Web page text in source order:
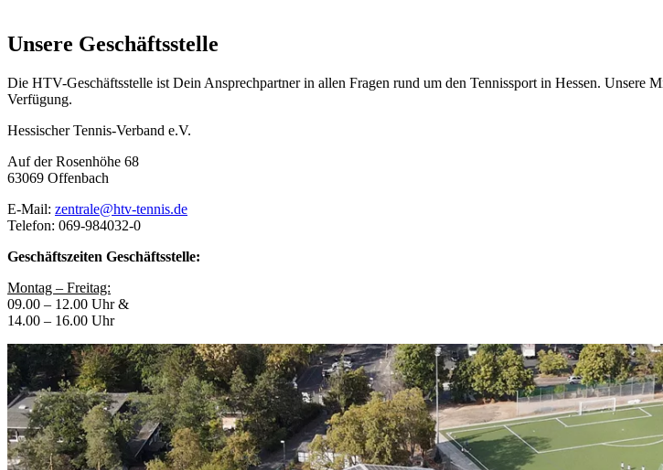
Unsere Geschäftsstelle
Die HTV-Geschäftsstelle ist Dein Ansprechpartner in allen Fragen rund um den Tennissport in Hessen. Unsere
Verfügung.
Hessischer Tennis-Verband e.V.
Auf der Rosenhöhe 68
63069 Offenbach
E-Mail: zentrale@htv-tennis.de
Telefon: 069-984032-0
Geschäftszeiten Geschäftsstelle:
Montag – Freitag:
09.00 – 12.00 Uhr &
14.00 – 16.00 Uhr